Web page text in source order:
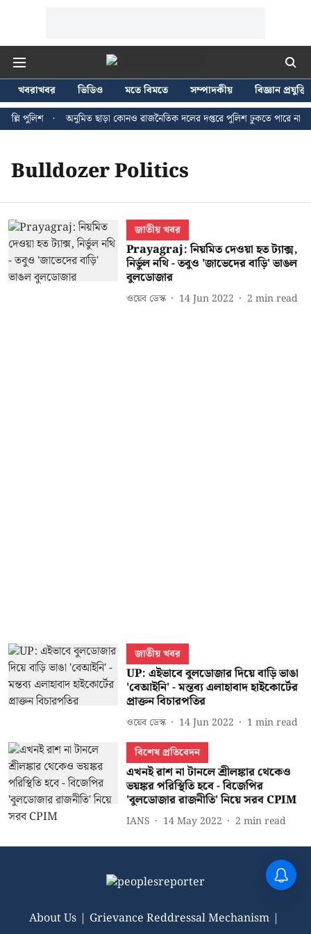
খবরাখবর ভিডিও মতে বিমতে সম্পাদকীয়
বিজ্ঞান প্রযুক্তি
পুলিশ
অনুমিত ছাড়া কোনও রাজনৈতিক দলের দপ্তরে পুলিশ ঢুকতে পারে না -
Bulldozer Politics
জাতীয় খবর
Prayagraj: নিয়মিত দেওয়া হত ট্যাক্স,
নির্ভুল নথি - তবুও 'জাভেদের বাড়ি' ভাঙল
বুলডোজার
ওয়েব ডেস্ক 14 Jun 2022 2 min read
জাতীয় খবর
UP: এইভাবে বুলডোজার দিয়ে বাড়ি ভাঙা
'বেআইনি' - মন্তব্য এলাহাবাদ হাইকোর্টের
প্রাক্তন বিচারপতির
ওয়েব ডেস্ক 14 Jun 2022 1 min read
বিশেষ প্রতিবেদন
এখনই রাশ না টানলে শ্রীলঙ্কার থেকেও
ভয়ঙ্কর পরিস্থিতি হবে - বিজেপির
'বুলডোজার রাজনীতি' নিয়ে সরব CPIM
IANS 14 May 2022 2 min read
About Us
Grievance Reddressal Mechanism